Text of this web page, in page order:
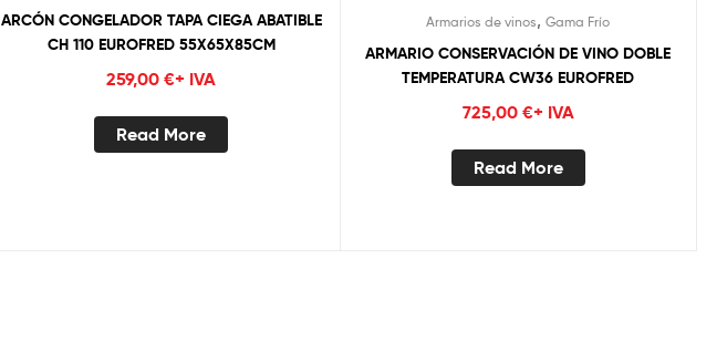
ARCÓN CONGELADOR TAPA CIEGA ABATIBLE
CH 110 EUROFRED 55X65X85CM
259,00€+ IVA
Read More
Armarios de vinos,Gama Frío
ARMARIO CONSERVACIÓN DE VINO DOBLE
TEMPERATURA CW36 EUROFRED
725,00 €+ IVA
Read More